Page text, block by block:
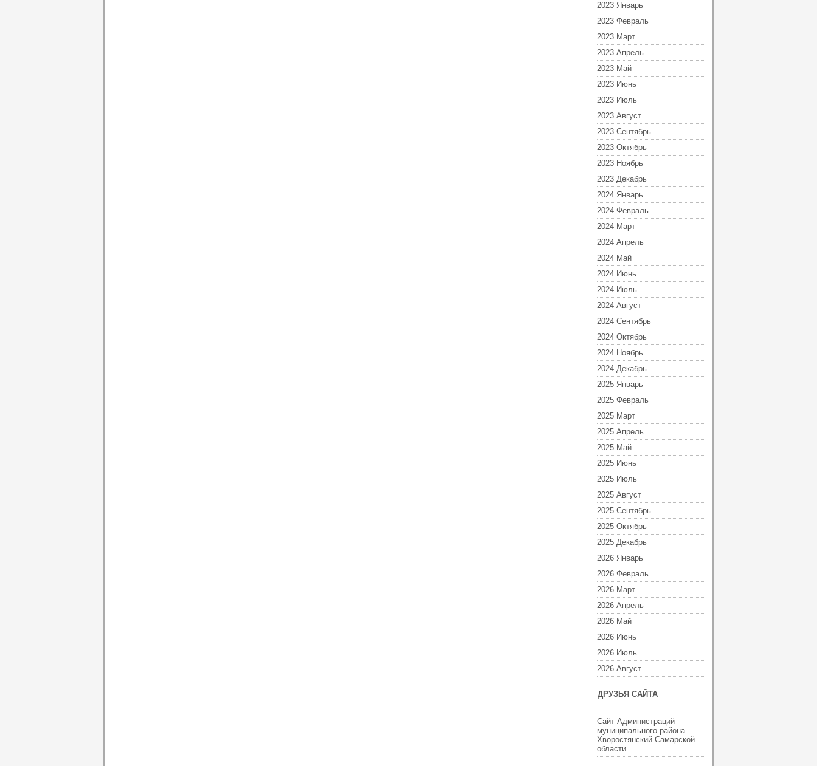
2023 Январь
2023 Февраль
2023 Март
2023 Апрель
2023 Май
2023 Июнь
2023 Июль
2023 Август
2023 Сентябрь
2023 Октябрь
2023 Ноябрь
2023 Декабрь
2024 Январь
2024 Февраль
2024 Март
2024 Апрель
2024 Май
2024 Июнь
2024 Июль
2024 Август
2024 Сентябрь
2024 Октябрь
2024 Ноябрь
2024 Декабрь
2025 Январь
2025 Февраль
2025 Март
2025 Апрель
2025 Май
2025 Июнь
2025 Июль
2025 Август
2025 Сентябрь
2025 Октябрь
2025 Декабрь
2026 Январь
2026 Февраль
2026 Март
2026 Апрель
2026 Май
2026 Июнь
2026 Июль
2026 Август
ДРУЗЬЯ САЙТА
Сайт Администраций
муниципального района
Хворостянский Самарской
области